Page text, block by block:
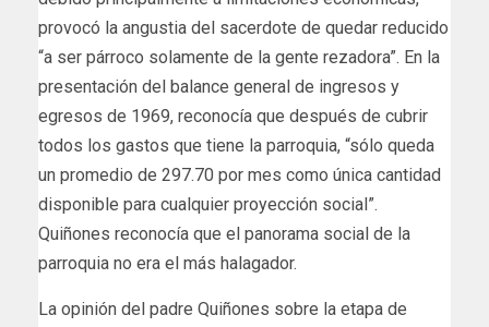
provocó la angustia del sacerdote de quedar reducido
“a ser párroco solamente de la gente rezadora”. En la
presentación del balance general de ingresos y
egresos de 1969, reconocía que después de cubrir
todos los gastos que tiene la parroquia, “sólo queda
un promedio de 297.70 por mes como única cantidad
disponible para cualquier proyección social”.
Quiñones reconocía que el panorama social de la
parroquia no era el más halagador.
La opinión del padre Quiñones sobre la etapa de